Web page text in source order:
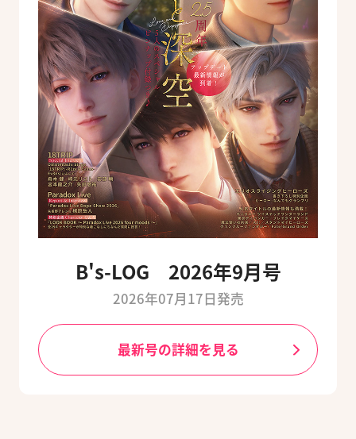
B's-LOG 2026年9月号
2026年07月17日発売
最新号の詳細を見る